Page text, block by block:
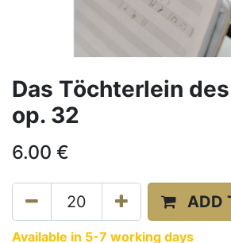
Das Töchterlein
op. 32
6.00 €
ADD
Available in 5-7 working days